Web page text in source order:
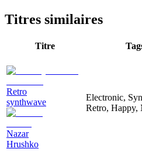
Titres similaires
Titre
Retro
synthwave
Nazar
Hrushko
Electronic,
Retro, Happy,